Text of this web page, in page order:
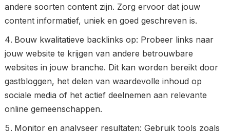
andere soorten content zijn. Zorg ervoor dat jouw
content informatief, uniek en goed geschreven is.
Bouw kwalitatieve backlinks op: Probeer links naar
jouw website te krijgen van andere betrouwbare
websites in jouw branche. Dit kan worden bereikt door
gastbloggen, het delen van waardevolle inhoud op
sociale media of het actief deelnemen aan relevante
online gemeenschappen.
Monitor en analyseer resultaten: Gebruik tools zoals